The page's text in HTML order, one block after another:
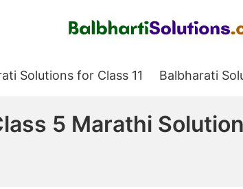
Solutions for Class 11 Balbharati
5 Marathi